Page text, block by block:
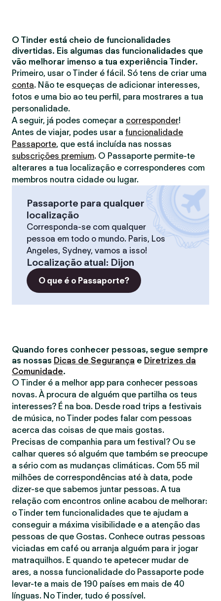
O Tinder está cheio de funcionalidades
divertidas. Eis algumas das funcionalidades que
vão melhorar imenso a tua experiência Tinder.
Primeiro, usar o Tinder é fácil. Só tens de criar uma
conta. Não te esqueças de adicionar interesses,
fotos e uma bio ao teu perfil, para mostrares a tua
personalidade.
A seguir, já podes começar a corresponder!
Antes de viajar, podes usar a funcionalidade
Passaporte, que está incluída nas nossas
subscrições premium. O Passaporte permite-te
alterares a tua localização e corresponderes com
membros noutra cidade ou lugar.
Passaporte para qualquer
localização
Corresponda-se com qualquer
pessoa em todo o mundo. Paris, Los
Angeles, Sydney, vamos a isso!
Localização atual: Dijon
O que é o Passaporte?
Quando fores conhecer pessoas, segue sempre
as nossas Dicas de Segurança e Diretrizes da
Comunidade.
O Tinder é a melhor app para conhecer pessoas
novas. À procura de alguém que partilha os teus
interesses? É na boa. Desde road trips a festivais
de música, no Tinder podes falar com pessoas
acerca das coisas de que mais gostas.
Precisas de companhia para um festival? Ou se
calhar queres só alguém que também se preocupe
a sério com as mudanças climáticas. Com 55 mil
milhões de correspondências até à data, pode
dizer-se que sabemos juntar pessoas. A tua
relação com encontros online acabou de melhorar:
o Tinder tem funcionalidades que te ajudam a
conseguir a máxima visibilidade e a atenção das
pessoas de que Gostas. Conhece outras pessoas
viciadas em café ou arranja alguém para ir jogar
matraquilhos. E quando te apetecer mudar de
ares, a nossa funcionalidade do Passaporte pode
levar-te a mais de 190 países em mais de 40
línguas. No Tinder, tudo é possível.